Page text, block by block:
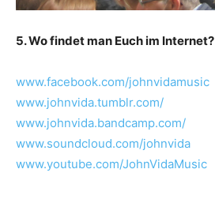
5. Wo findet man Euch im Internet?
www.facebook.com/johnvidamusic
www.johnvida.tumblr.com/
www.johnvida.bandcamp.com/
www.soundcloud.com/johnvida
www.youtube.com/JohnVidaMusic